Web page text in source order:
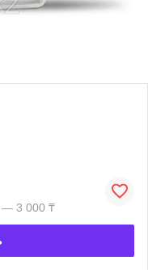
— 3 000 ₸